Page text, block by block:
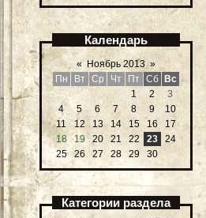
Календарь
« Ноябрь 2013 »
Пн
Вт Ср Чт Пт Сб Вс
1
2
3
4
5 6 7 8 9
10
11
12 13 14 15 16
17
18
19 20 21 22 23
24
25
26 27 28 29 30
Категории раздела